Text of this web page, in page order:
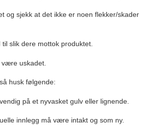
og sjekk at det ikke er noen flekker/skader
slik dere mottok produktet.
uskadet.
husk følgende:
på et nyvasket gulv eller lignende.
innlegg må være intakt og som ny.